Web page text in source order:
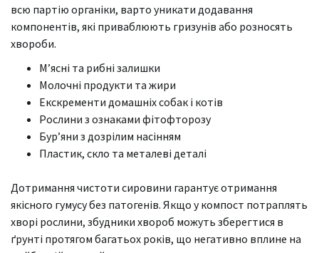
всю партію органіки, варто уникати додавання
компонентів, які приваблюють гризунів або розносять
хвороби.
М’ясні та рибні залишки
Молочні продукти та жири
Екскременти домашніх собак і котів
Рослини з ознаками фітофторозу
Бур’яни з дозрілим насінням
Пластик, скло та металеві деталі
Дотримання чистоти сировини гарантує отримання
якісного гумусу без патогенів. Якщо у компост потраплять
хворі рослини, збудники хвороб можуть зберегтися в
ґрунті протягом багатьох років, що негативно вплине на